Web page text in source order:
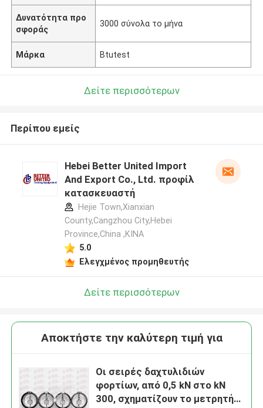
Δυνατότητα προ
σφοράς
3000 σύνολα το μήνα
Μάρκα Btutest
Δείτε περισσότερων
Περίπου εμείς
Hebei Better United Import
And Export Co., Ltd. προφίλ
κατασκευαστή
Hejie Town,Xianxian
County,Cangzhou City,Hebei
Province,China ,ΚΙΝΑ
5.0
Ελεγχμένος προμηθευτής
Δείτε περισσότερων
Αποκτήστε την καλύτερη τιμή για
Οι σειρές δαχτυλιδιών
φορτίων, από 0,5 kN στο kN
300, σχηματίζουν το μετρητή